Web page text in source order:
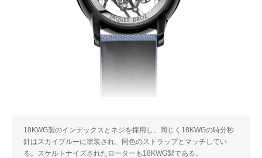
18KWG製のインデックスとネジを採用し、同じく18KWGの時分秒
針はスカイブルーに塗装され、同色のストラップとマッチしてい
る。スケルトナイズされたローターも18KWG製である。